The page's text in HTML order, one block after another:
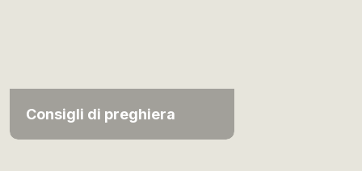
Consigli di preghiera